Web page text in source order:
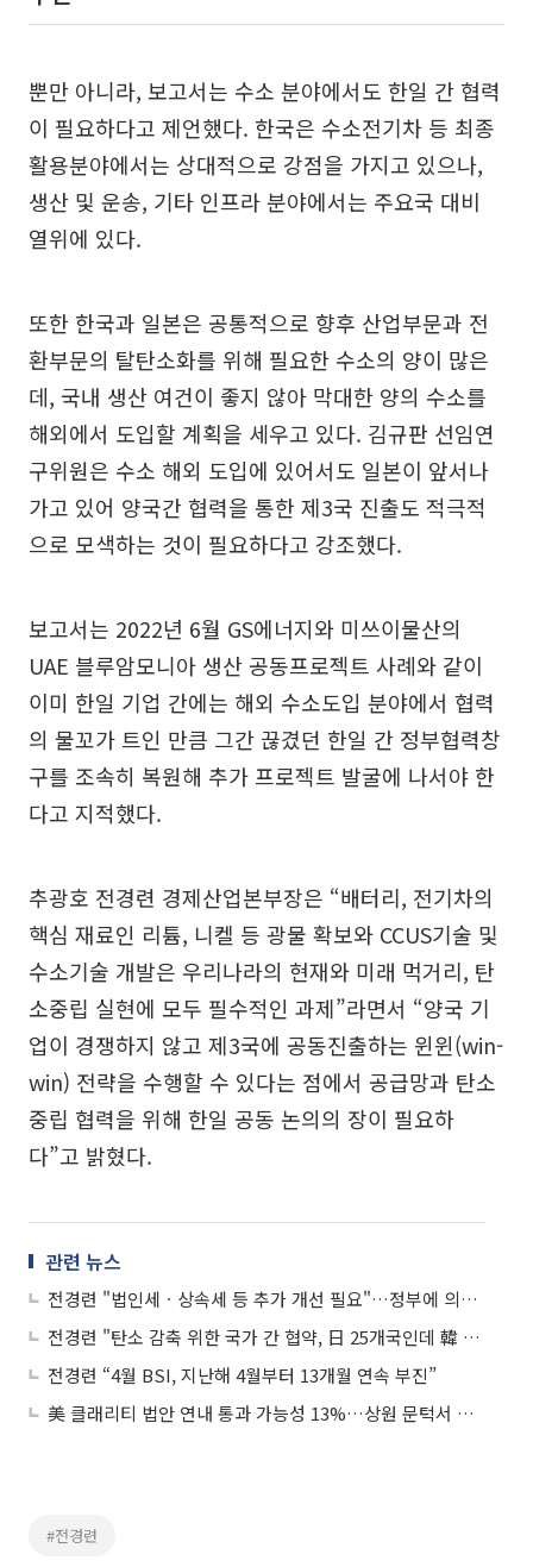
뿐만 아니라, 보고서는 수소 분야에서도 한일 간 협력
이 필요하다고 제언했다. 한국은 수소전기차 등 최종
활용분야에서는 상대적으로 강점을 가지고 있으나,
생산 및 운송, 기타 인프라 분야에서는 주요국 대비
열위에 있다.
또한 한국과 일본은 공통적으로 향후 산업부문과 전
환부문의 탈탄소화를 위해 필요한 수소의 양이 많은
데, 국내 생산 여건이 좋지 않아 막대한 양의 수소를
해외에서 도입할 계획을 세우고 있다. 김규판 선임연
구위원은 수소 해외 도입에 있어서도 일본이 앞서나
가고 있어 양국간 협력을 통한 제3국 진출도 적극적
으로 모색하는 것이 필요하다고 강조했다.
보고서는 2022년 6월 GS에너지와 미쓰이물산의
UAE 블루암모니아 생산 공동프로젝트 사례와 같이
이미 한일 기업 간에는 해외 수소도입 분야에서 협력
의 물꼬가 트인 만큼 그간 끊겼던 한일 간 정부협력창
구를 조속히 복원해 추가 프로젝트 발굴에 나서야 한
다고 지적했다.
추광호 전경련 경제산업본부장은 “배터리, 전기차의
핵심 재료인 리튬, 니켈 등 광물 확보와 CCUS기술 및
수소기술 개발은 우리나라의 현재와 미래 먹거리, 탄
소중립 실현에 모두 필수적인 과제”라면서 “양국 기
업이 경쟁하지 않고 제3국에 공동진출하는 윈윈(win-
win) 전략을 수행할 수 있다는 점에서 공급망과 탄소
중립 협력을 위해 한일 공동 논의의 장이 필요하
다”고 밝혔다.
관련 뉴스
전경련 "법인세ㆍ상속세 등 추가 개선 필요"…정부에 의견서 제출
전경련 "탄소 감축 위한 국가 간 협약, 日 25개국인데 韓 1개국뿐"
전경련 “4월 BSI, 지난해 4월부터 13개월 연속 부진”
美 클래리티 법안 연내 통과 가능성 13%…상원 문턱서 제동
#전경련